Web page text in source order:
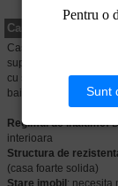
Pentru o
Sunt
Casa de vanzare
Casa in zona Rudului-
suprafata de 450 mp,
cu suprafata de 620
bai, 3 bucatarii .
Regimul de inaltime:
interioara
Structura de
(casa foarte solida)
Stare imobil : necesita